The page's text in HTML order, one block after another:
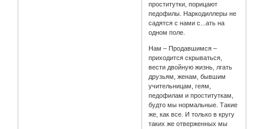
проститутки, порицают
педофилы. Наркодиллеры не
садятся с нами с...ать на
одном поле.
Нам – Продавшимся –
приходится скрываться,
вести двойную жизнь, лгать
друзьям, женам, бывшим
учительницам, геям,
педофилам и проституткам,
будто мы нормальные. Такие
же, как все. И только в кругу
таких же отверженных мы